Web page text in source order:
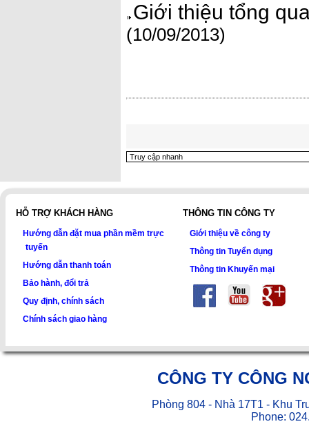
Giới thiệu tổng
(10/09/2013)
HỖ TRỢ KHÁCH HÀNG
Hướng dẫn đặt mua phần mềm trực
tuyến
Hướng dẫn thanh toán
Bảo hành, đổi trả
Quy định, chính sách
Chính sách giao hàng
THÔNG TIN CÔNG TY
Giới thiệu về công ty
Thông tin Tuyển dụng
Thông tin Khuyến mại
CÔNG TY CÔNG
Phòng 804 - Nhà 17T1 - Khu
Phone: